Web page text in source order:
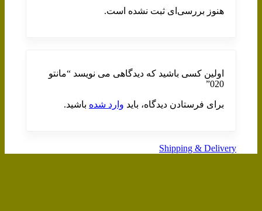
هنوز بررسی‌ای ثبت نشده است.
اولین کسی باشید که دیدگاهی می نویسد “مانتو
020”
برای فرستادن دیدگاه، باید وارد شده باشید.
Shipping & Delivery